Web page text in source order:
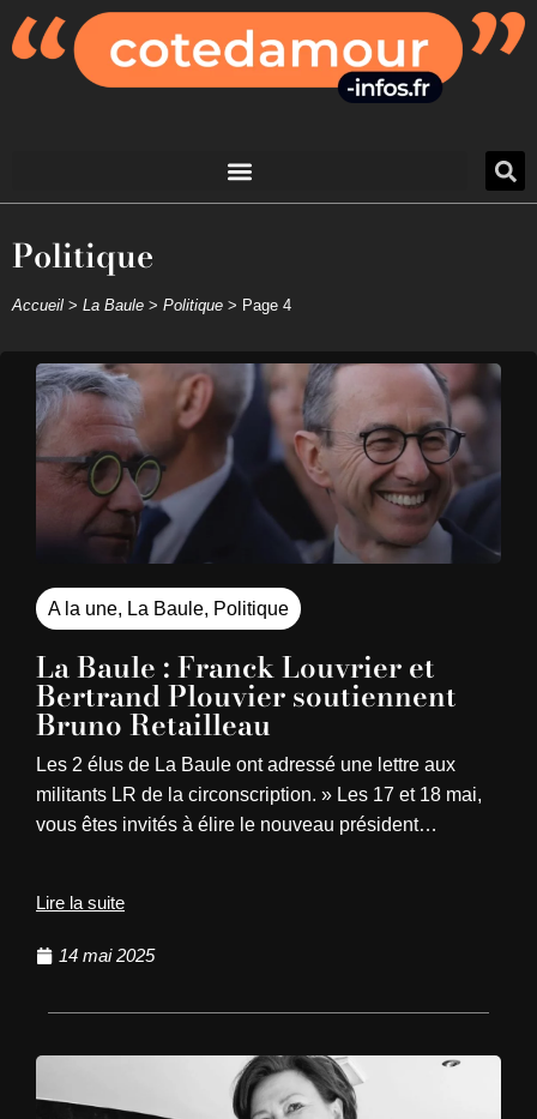
Politique
Accueil > La Baule > Politique > Page 4
A la une, La Baule, Politique
La Baule : Franck Louvrier et
Bertrand Plouvier soutiennent
Bruno Retailleau
Les 2 élus de La Baule ont adressé une lettre aux
militants LR de la circonscription. » Les 17 et 18 mai,
vous êtes invités à élire le nouveau président…
Lire la suite
14 mai 2025